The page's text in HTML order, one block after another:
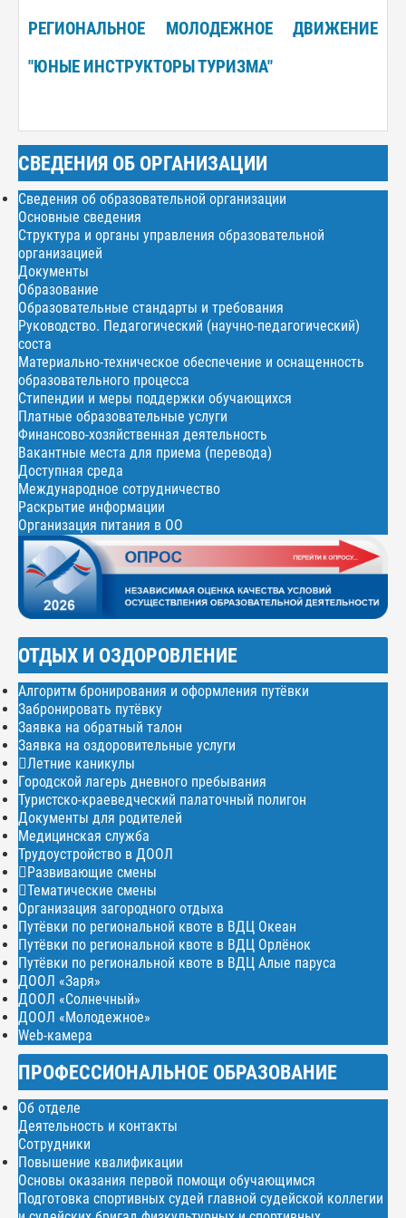
РЕГИОНАЛЬНОЕ МОЛОДЕЖНОЕ ДВИЖЕНИЕ
"ЮНЫЕ ИНСТРУКТОРЫ ТУРИЗМА"
СВЕДЕНИЯ ОБ ОРГАНИЗАЦИИ
Сведения об образовательной организации
Основные сведения
Структура и органы управления образовательной
организацией
Документы
Образование
Образовательные стандарты и требования
Руководство. Педагогический (научно-педагогический)
соста
Материально-техническое обеспечение и оснащенность
образовательного процесса
Стипендии и меры поддержки обучающихся
Платные образовательные услуги
Финансово-хозяйственная деятельность
Вакантные места для приема (перевода)
Доступная среда
Международное сотрудничество
Раскрытие информации
Организация питания в ОО
ОТДЫХ И ОЗДОРОВЛЕНИЕ
Алгоритм бронирования и оформления путёвки
Забронировать путёвку
Заявка на обратный талон
Заявка на оздоровительные услуги
Летние каникулы
Городской лагерь дневного пребывания
Туристско-краеведческий палаточный полигон
Документы для родителей
Медицинская служба
Трудоустройство в ДООЛ
Развивающие смены
Тематические смены
Организация загородного отдыха
Путёвки по региональной квоте в ВДЦ Океан
Путёвки по региональной квоте в ВДЦ Орлёнок
Путёвки по региональной квоте в ВДЦ Алые паруса
ДООЛ «Заря»
ДООЛ «Солнечный»
ДООЛ «Молодежное»
Web-камера
ПРОФЕССИОНАЛЬНОЕ ОБРАЗОВАНИЕ
Об отделе
Деятельность и контакты
Сотрудники
Повышение квалификации
Основы оказания первой помощи обучающимся
Подготовка спортивных судей главной судейской коллегии